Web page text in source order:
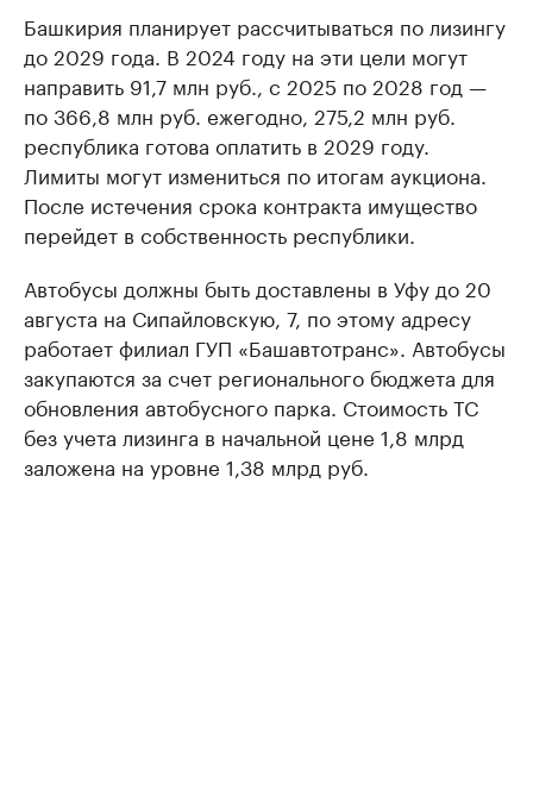
Башкирия планирует рассчитываться по лизингу
до 2029 года. В 2024 году на эти цели могут
направить 91,7 млн руб., с 2025 по 2028 год —
по 366,8 млн руб. ежегодно, 275,2 млн руб.
республика готова оплатить в 2029 году.
Лимиты могут измениться по итогам аукциона.
После истечения срока контракта имущество
перейдет в собственность республики.
Автобусы должны быть доставлены в Уфу до 20
августа на Сипайловскую, 7, по этому адресу
работает филиал ГУП «Башавтотранс». Автобусы
закупаются за счет регионального бюджета для
обновления автобусного парка. Стоимость ТС
без учета лизинга в начальной цене 1,8 млрд
заложена на уровне 1,38 млрд руб.